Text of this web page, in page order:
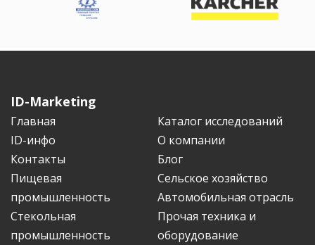
ID-Marketing
Главная
Каталог исследований
ID-инфо
О компании
Контакты
Блог
Пищевая
промышленность
Сельское хозяйство
Автомобильная отрасль
Стекольная
промышленность
Прочая техника и
оборудование